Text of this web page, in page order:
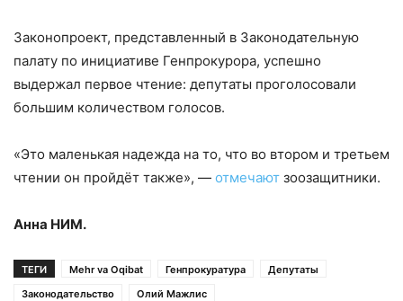
Законопроект, представленный в Законодательную
палату по инициативе Генпрокурора, успешно
выдержал первое чтение: депутаты проголосовали
большим количеством голосов.
«Это маленькая надежда на то, что во втором и третьем
чтении он пройдёт также», — отмечают зоозащитники.
Анна НИМ.
ТЕГИ Mehr va Oqibat Генпрокуратура
Депутаты
Законодательство
Олий Мажлис